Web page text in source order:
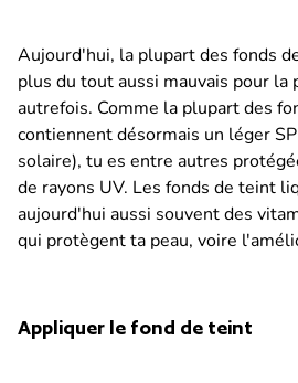
Aujourd'hui, la plupart des fonds
plus du tout aussi mauvais pour la
autrefois. Comme la plupart des
contiennent désormais un léger
solaire), tu es entre autres
de rayons UV. Les fonds de teint
aujourd'hui aussi souvent des
qui protègent ta peau, voire
Appliquer le fond de teint